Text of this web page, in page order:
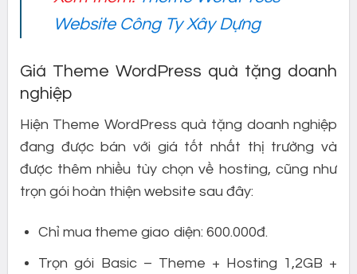
Website Công Ty Xây Dựng
Giá Theme WordPress quà tặng doanh
nghiệp
Hiện Theme WordPress quà tặng doanh nghiệp
đang được bán với giá tốt nhất thị trường và
được thêm nhiều tùy chọn về hosting, cũng như
trọn gói hoàn thiện website sau đây:
Chỉ mua theme giao diện: 600.000đ.
Trọn gói Basic – Theme + Hosting 1,2GB +